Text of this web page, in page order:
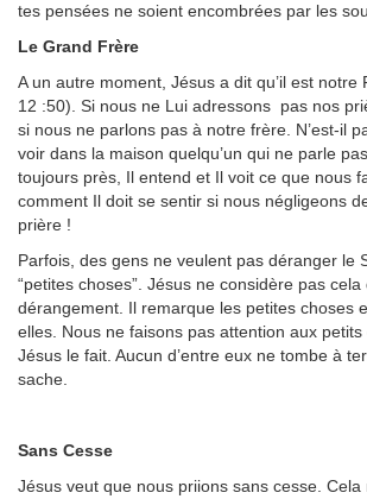
tes pensées ne soient encombrées par les
Le Grand Frère
A un autre moment, Jésus a dit qu’il est notre
12 :50). Si nous ne Lui adressons pas nos
si nous ne parlons pas à notre frère. N’est-il
voir dans la maison quelqu’un qui ne parle
toujours près, Il entend et Il voit ce que nous
comment Il doit se sentir si nous négligeons
prière !
Parfois, des gens ne veulent pas déranger le
“petites choses”. Jésus ne considère pas cela
dérangement. Il remarque les petites choses
elles. Nous ne faisons pas attention aux
Jésus le fait. Aucun d’entre eux ne tombe à
sache.
Sans Cesse
Jésus veut que nous priions sans cesse.